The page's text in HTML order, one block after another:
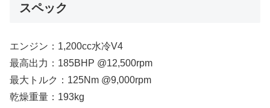
スペック
エンジン：1,200cc水冷V4
最高出力：185BHP @12,500rpm
最大トルク：125Nm @9,000rpm
乾燥重量：193kg